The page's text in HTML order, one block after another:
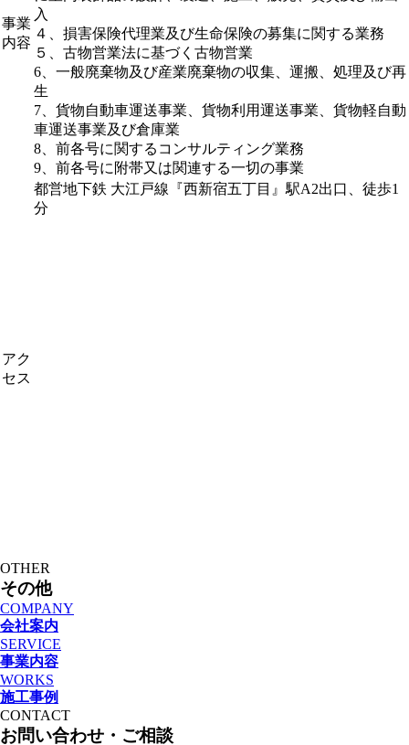
事業
内容
入
４、損害保険代理業及び生命保険の募集に関する業務
５、古物営業法に基づく古物営業
6、一般廃棄物及び産業廃棄物の収集、運搬、処理及び再
生
7、貨物自動車運送事業、貨物利用運送事業、貨物軽自動
車運送事業及び倉庫業
8、前各号に関するコンサルティング業務
9、前各号に附帯又は関連する一切の事業
アク
セス
都営地下鉄 大江戸線『西新宿五丁目』駅A2出口、徒歩1
分
OTHER
その他
COMPANY
会社案内
SERVICE
事業内容
WORKS
施工事例
CONTACT
お問い合わせ ・ ご相談